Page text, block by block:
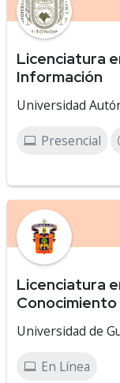
Licenciatura
Información
Universidad
Presencial
Licenciatura
Conocimiento
Universidad de
En Línea